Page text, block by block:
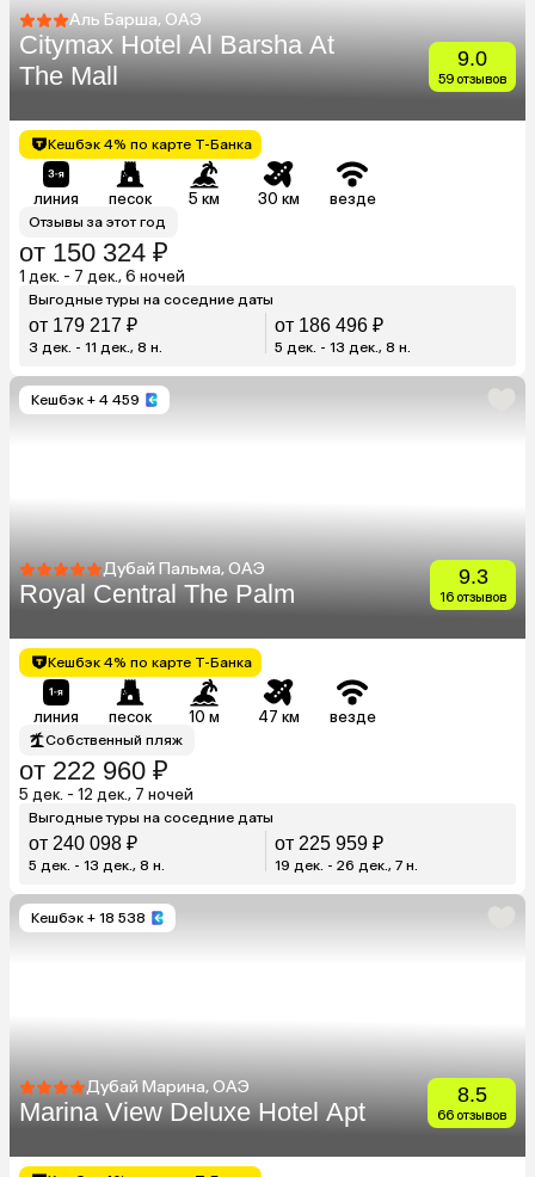
Аль Барша, ОАЭ
Citymax Hotel Al Barsha At
The Mall
9.0
59 отзывов
Кешбэк 4% по карте Т-Банка
линия песок 5 км 30 км везде
Отзывы за этот год
от 150 324 ₽
1 дек. - 7 дек., 6 ночей
Выгодные туры на соседние даты
от 179 217 ₽
3 дек. - 11 дек., 8 н.
от 186 496 ₽
5 дек. - 13 дек., 8 н.
Кешбэк + 4 459
Дубай Пальма, ОАЭ
Royal Central The Palm
9.3
16 отзывов
Кешбэк 4% по карте Т-Банка
линия песок 10 м 47 км везде
Собственный пляж
от 222 960 ₽
5 дек. - 12 дек., 7 ночей
Выгодные туры на соседние даты
от 240 098 ₽
5 дек. - 13 дек., 8 н.
от 225 959 ₽
19 дек. - 26 дек., 7 н.
Кешбэк + 18 538
Дубай Марина, ОАЭ
Marina View Deluxe Hotel Apt
8.5
66 отзывов